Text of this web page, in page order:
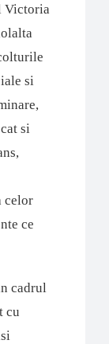
Victoria
si
si
celor
ce
cadrul
cu